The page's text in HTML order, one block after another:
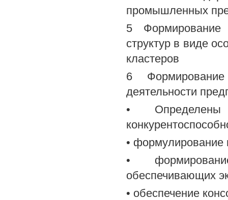
промышленных
5 Формирование
структур в виде
кластеров
6 Формирование
деятельности
• Определены
• формулирование
•
обеспечивающих
• обеспечение